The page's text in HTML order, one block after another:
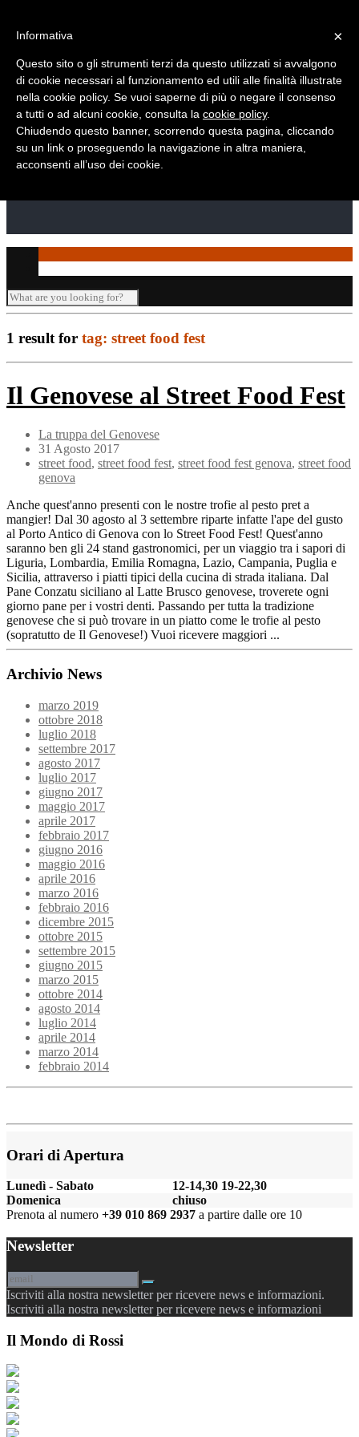
1 result for tag: street food fest
Il Genovese al Street Food Fest
La truppa del Genovese
31 Agosto 2017
street food, street food fest, street food fest genova, street food
genova
Anche quest'anno presenti con le nostre trofie al pesto pret a
mangier! Dal 30 agosto al 3 settembre riparte infatte l'ape del gusto
al Porto Antico di Genova con lo Street Food Fest! Quest'anno
saranno ben gli 24 stand gastronomici, per un viaggio tra i sapori di
Liguria, Lombardia, Emilia Romagna, Lazio, Campania, Puglia e
Sicilia, attraverso i piatti tipici della cucina di strada italiana. Dal
Pane Conzatu siciliano al Latte Brusco genovese, troverete ogni
giorno pane per i vostri denti. Passando per tutta la tradizione
genovese che si può trovare in un piatto come le trofie al pesto
(sopratutto de Il Genovese!) Vuoi ricevere maggiori ...
Archivio News
marzo 2019
ottobre 2018
luglio 2018
settembre 2017
agosto 2017
luglio 2017
giugno 2017
maggio 2017
aprile 2017
febbraio 2017
giugno 2016
maggio 2016
aprile 2016
marzo 2016
febbraio 2016
dicembre 2015
ottobre 2015
settembre 2015
giugno 2015
marzo 2015
ottobre 2014
agosto 2014
luglio 2014
aprile 2014
marzo 2014
febbraio 2014
Orari di Apertura
Lunedì - Sabato
12-14,30 19-22,30
Domenica
chiuso
Prenota al numero +39 010 869 2937 a partire dalle ore 10
Newsletter
Iscriviti alla nostra newsletter per ricevere news e informazioni.
Iscriviti alla nostra newsletter per ricevere news e informazioni
Il Mondo di Rossi
×
Informativa
Questo sito o gli strumenti terzi da questo utilizzati si avvalgono
di cookie necessari al funzionamento ed utili alle finalità illustrate
nella cookie policy. Se vuoi saperne di più o negare il consenso
a tutti o ad alcuni cookie, consulta la cookie policy.
Chiudendo questo banner, scorrendo questa pagina, cliccando
su un link o proseguendo la navigazione in altra maniera,
acconsenti all’uso dei cookie.